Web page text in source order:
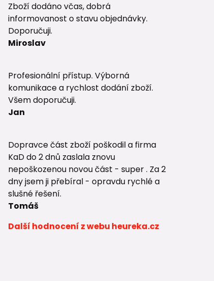
Zboží dodáno včas, dobrá
informovanost o stavu objednávky.
Doporučuji.
Miroslav
Profesionální přístup. Výborná
komunikace a rychlost dodání zboží.
Všem doporučuji.
Jan
Dopravce část zboží poškodil a firma
KaD do 2 dnů zaslala znovu
nepoškozenou novou část - super . Za 2
dny jsem ji přebíral - opravdu rychlé a
slušné řešení.
Tomáš
Další hodnocení z webu heureka.cz